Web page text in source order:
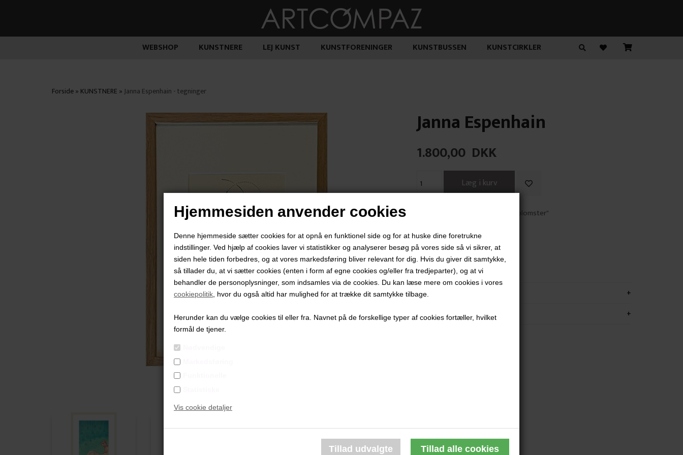
Hjemmesiden anvender cookies
Denne hjemmeside sætter cookies for at opnå en funktionel side og for at huske dine foretrukne
indstillinger. Ved hjælp af cookies laver vi statistikker og analyserer besøg på vores side så vi sikrer, at
siden hele tiden forbedres, og at vores markedsføring bliver relevant for dig. Hvis du giver dit samtykke,
så tillader du, at vi sætter cookies (enten i form af egne cookies og/eller fra tredjeparter), og at vi
behandler de personoplysninger, som indsamles via de cookies. Du kan læse mere om cookies i vores
cookiepolitik , hvor du også altid har mulighed for at trække dit samtykke tilbage.
Herunder kan du vælge cookies til eller fra. Navnet på de forskellige typer af cookies fortæller, hvilket
formål de tjener.
Vis cookie detaljer
WEBSHOP KUNSTNERE LEJ KUNST KUNSTFORENINGER KUNSTBUSSEN KUNSTCIRKLER
Forside» KUNSTNERE »Janna Espenhain - tegninger
Janna Espenhain
1.800,00DKK
"Jessens teologiske tanker om blomster"
32 x 23 cm.
Tusch på papir
Lys ramme med passe partout
PRODUKTBESKRIVELSE
PRODUKTINFORMATION